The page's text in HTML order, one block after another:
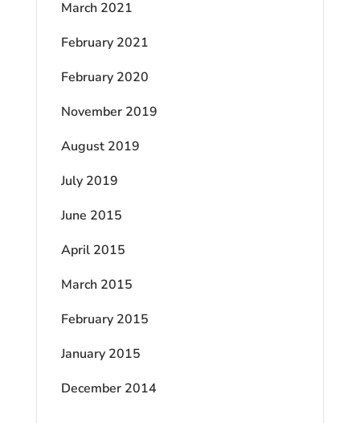
March 2021
February 2021
February 2020
November 2019
August 2019
July 2019
June 2015
April 2015
March 2015
February 2015
January 2015
December 2014